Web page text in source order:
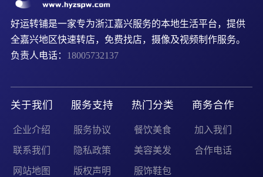
好运转铺是一家专为浙江嘉兴服务的本地生活平台，提供
全嘉兴地区快速转店，免费找店，摄像及视频制作服务。
负责人电话： 18005732137
关于我们
企业介绍
联系我们
网站地图
服务支持
服务协议
隐私政策
版权声明
热门分类
餐饮美食
美容美发
服饰鞋包
商务合作
加入我们
合作电话